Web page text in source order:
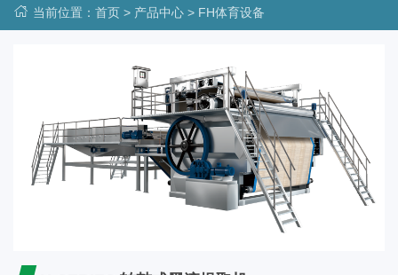
当前位置： 首页 > 产品中心 > FH体育设备